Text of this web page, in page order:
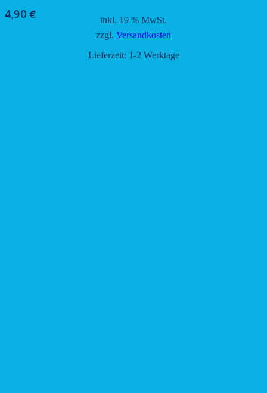
4,90 €
inkl. 19 % MwSt.
zzgl. Versandkosten
Lieferzeit: 1-2 Werktage